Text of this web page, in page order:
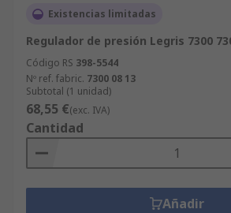
Existencias limitadas
Regulador de presión Legris 7300
Código RS 398-5544
Nº ref. fabric. 7300 08 13
Subtotal (1 unidad)
68,55 €(exc. IVA)
Cantidad
Añadir